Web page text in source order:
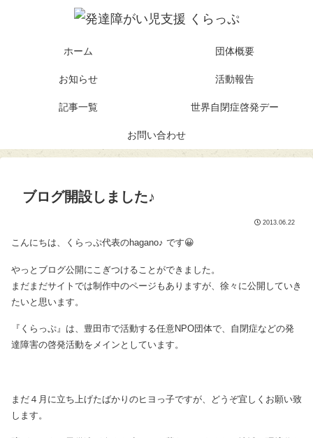
ホーム 団体概要
お知らせ 活動報告
記事一覧 世界自閉症啓発デー
お問い合わせ
ブログ開設しました♪
2013.06.22
こんにちは、くらっぷ代表のhagano♪ です😀
やっとブログ公開にこぎつけることができました。
まだまだサイトでは制作中のページもありますが、徐々に公開していき
たいと思います。
『くらっぷ』は、豊田市で活動する任意NPO団体で、自閉症などの発
達障害の啓発活動をメインとしています。
まだ４月に立ち上げたばかりのヒヨっ子ですが、どうぞ宜しくお願い致
します。